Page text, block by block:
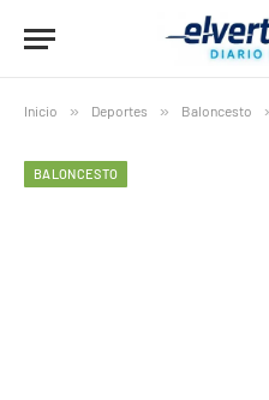
Inicio » Deportes » Baloncesto
BALONCESTO